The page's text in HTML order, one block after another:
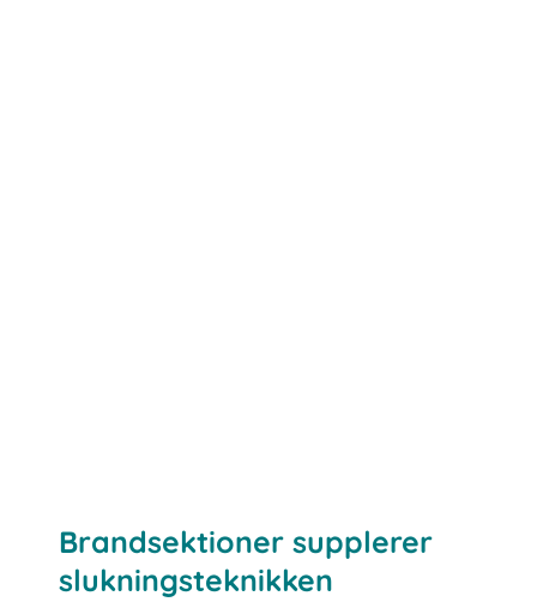
Brandsektioner supplerer
slukningsteknikken